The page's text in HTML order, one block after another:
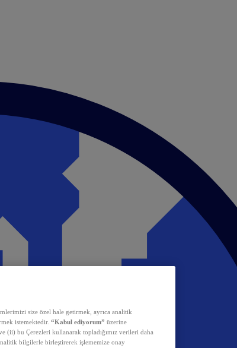
size özel hale getirmek, ayrıca analitik
istemektedir. “Kabul ediyorum” üzerine
(ii) bu Çerezleri kullanarak topladığımız verileri daha
bilgilerle birleştirerek işlememize onay